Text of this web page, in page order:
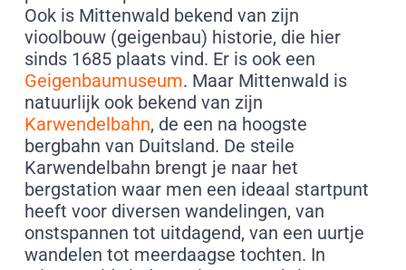
Ook is Mittenwald bekend van zijn
vioolbouw (geigenbau) historie, die hier
sinds 1685 plaats vind. Er is ook een
Geigenbaumuseum. Maar Mittenwald is
natuurlijk ook bekend van zijn
Karwendelbahn, de een na hoogste
bergbahn van Duitsland. De steile
Karwendelbahn brengt je naar het
bergstation waar men een ideaal startpunt
heeft voor diversen wandelingen, van
onstspannen tot uitdagend, van een uurtje
wandelen tot meerdaagse tochten. In